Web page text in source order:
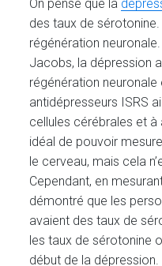
On pense que la
des taux de
régénération
Jacobs, la dépression
régénération
antidépresseurs ISRS
cellules cérébrales et
idéal de pouvoir
le cerveau, mais cela
Cependant, en
démontré que les
avaient des taux de
les taux de sérotonine
début de la